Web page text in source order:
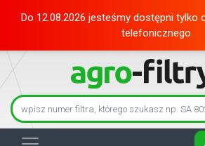
Do 12.08.2026 jesteśmy dostępni tylko
telefonicznego.